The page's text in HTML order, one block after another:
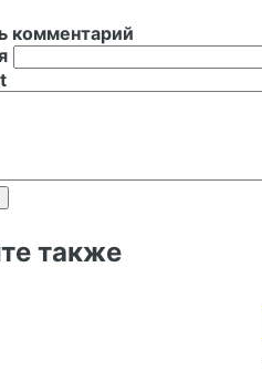
комментарий
также